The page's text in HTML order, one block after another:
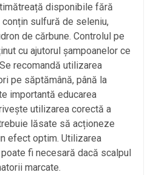
disponibile fără
sulfură de seleniu,
de cărbune. Controlul pe
cu ajutorul șampoanelor ce
recomandă utilizarea
pe săptămână, până la
importantă educarea
utilizarea corectă a
lăsate să acționeze
efect optim. Utilizarea
fi necesară dacă scalpul
marcate.